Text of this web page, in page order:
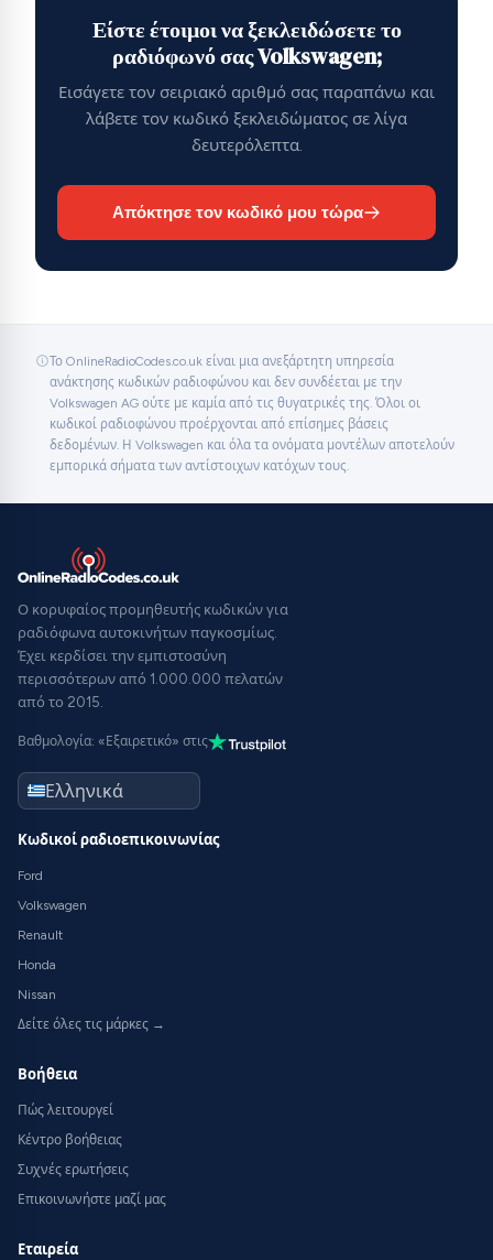
Είστε έτοιμοι να ξεκλειδώσετε το
ραδιόφωνό σας Volkswagen;
Εισάγετε τον σειριακό αριθμό σας παραπάνω και
λάβετε τον κωδικό ξεκλειδώματος σε λίγα
δευτερόλεπτα.
Απόκτησε τον κωδικό μου τώρα
Το OnlineRadioCodes.co.uk είναι μια ανεξάρτητη υπηρεσία
ανάκτησης κωδικών ραδιοφώνου και δεν συνδέεται με την
Volkswagen AG ούτε με καμία από τις θυγατρικές της. Όλοι οι
κωδικοί ραδιοφώνου προέρχονται από επίσημες βάσεις
δεδομένων. Η Volkswagen και όλα τα ονόματα μοντέλων αποτελούν
εμπορικά σήματα των αντίστοιχων κατόχων τους.
Ο κορυφαίος προμηθευτής κωδικών για
ραδιόφωνα αυτοκινήτων παγκοσμίως.
Έχει κερδίσει την εμπιστοσύνη
περισσότερων από 1.000.000 πελατών
από το 2015.
Βαθμολογία: «Εξαιρετικό» στις
Κωδικοί ραδιοεπικοινωνίας
Ford
Volkswagen
Renault
Honda
Nissan
Δείτε όλες τις μάρκες →
Βοήθεια
Πώς λειτουργεί
Κέντρο βοήθειας
Συχνές ερωτήσεις
Επικοινωνήστε μαζί μας
Εταιρεία